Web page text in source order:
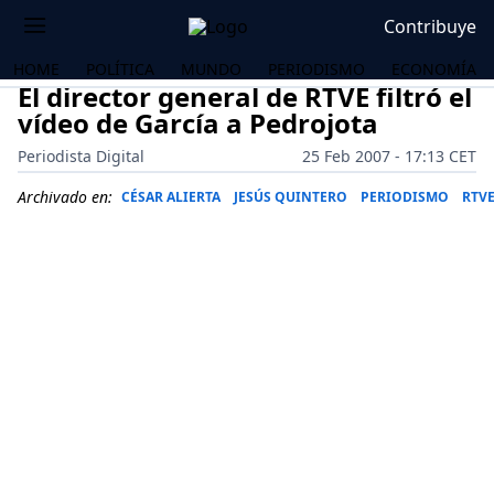
Contribuye
HOME POLÍTICA MUNDO PERIODISMO ECONOMÍA
El director general de RTVE filtró el
vídeo de García a Pedrojota
Periodista Digital
25 Feb 2007 - 17:13 CET
Archivado en: CÉSAR ALIERTA JESÚS QUINTERO PERIODISMO RTVE